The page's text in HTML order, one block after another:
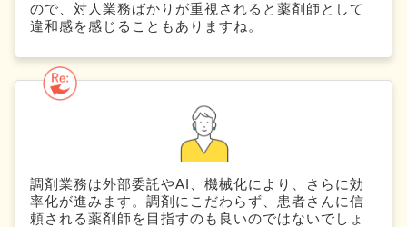
ので、対人業務ばかりが重視されると薬剤師として
違和感を感じることもありますね。
調剤業務は外部委託やAI、機械化により、さらに効
率化が進みます。調剤にこだわらず、患者さんに信
頼される薬剤師を目指すのも良いのではないでしょ